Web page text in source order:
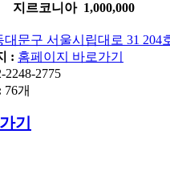
지르코니아 1,000,000
대문구 서울시립대로 31 204
: 홈페이지 바로가기
2248-2775
76개
기